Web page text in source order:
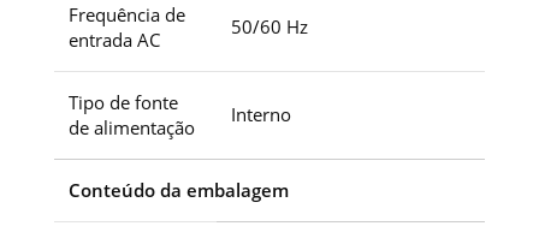
Frequência de
entrada AC
50/60 Hz
Tipo de fonte
de alimentação
Interno
Conteúdo da embalagem